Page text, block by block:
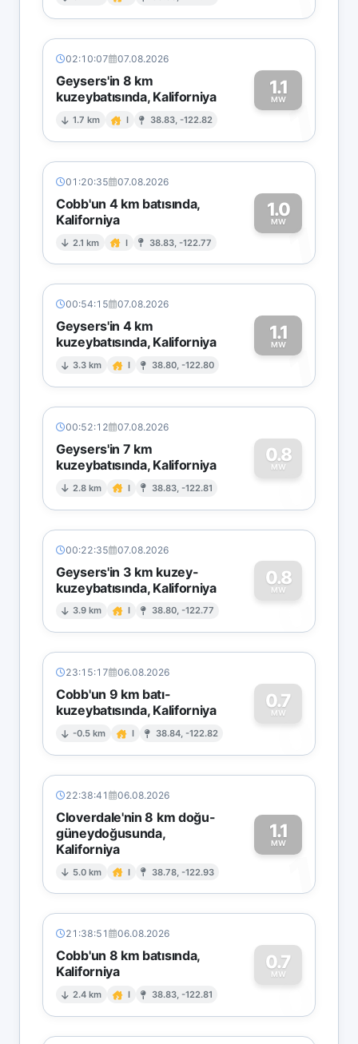
02:10:07 07.08.2026
Geysers'in 8 km
kuzeybatısında, Kaliforniya
1.7 km I 38.83, -122.82
1.1
MW1
01:20:35 07.08.2026
Cobb'un 4 km batısında,
Kaliforniya
2.1 km I 38.83, -122.77
1.0
MW1
00:54:15 07.08.2026
Geysers'in 4 km
kuzeybatısında, Kaliforniya
3.3 km I 38.80, -122.80
1.1
MW1
00:52:12 07.08.2026
Geysers'in 7 km
kuzeybatısında, Kaliforniya
2.8 km I 38.83, -122.81
0.8
MW
0
00:22:35 07.08.2026
Geysers'in 3 km kuzey-
kuzeybatısında, Kaliforniya
3.9 km I 38.80, -122.77
0.8
MW
0
23:15:17 06.08.2026
Cobb'un 9 km batı-
kuzeybatısında, Kaliforniya
-0.5 km I 38.84, -122.82
0.7
MW
0
22:38:41 06.08.2026
Cloverdale'nin 8 km doğu-
güneydoğusunda,
Kaliforniya
5.0 km I 38.78, -122.93
1.1
MW
1
21:38:51 06.08.2026
Cobb'un 8 km batısında,
Kaliforniya
2.4 km I 38.83, -122.81
0.7
MW
0